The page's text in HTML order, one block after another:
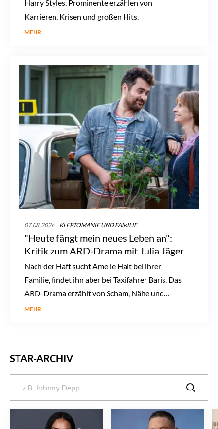
Harry Styles. Prominente erzählen von
Karrieren, Krisen und großen Hits.
MEHR
07.08.2026 KLEPTOMANIE UND FAMILIE
"Heute fängt mein neues Leben an":
Kritik zum ARD-Drama mit Julia Jäger
Nach der Haft sucht Amelie Halt bei ihrer
Familie, findet ihn aber bei Taxifahrer Baris. Das
ARD-Drama erzählt von Scham, Nähe und
Neuanfang.
MEHR
STAR-ARCHIV